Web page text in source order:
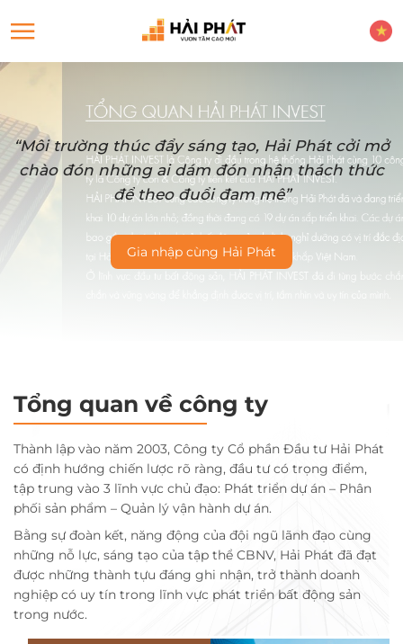
“Môi trường thúc đẩy sáng tạo, Hải Phát cởi mở
chào đón những ai dám đón nhận thách thức
để theo đuổi đam mê”
Gia nhập cùng Hải Phát
Tổng quan về công ty
Thành lập vào năm 2003, Công ty Cổ phần Đầu tư Hải Phát
có định hướng chiến lược rõ ràng, đầu tư có trọng điểm,
tập trung vào 3 lĩnh vực chủ đạo: Phát triển dự án – Phân
phối sản phẩm – Quản lý vận hành dự án.
Bằng sự đoàn kết, năng động của đội ngũ lãnh đạo cùng
những nỗ lực, sáng tạo của tập thể CBNV, Hải Phát đã đạt
được những thành tựu đáng ghi nhận, trở thành doanh
nghiệp có uy tín trong lĩnh vực phát triển bất động sản
trong nước.